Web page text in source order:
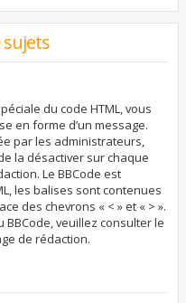
du code HTML, vous
en forme d’un message.
par les administrateurs,
la désactiver sur chaque
Le BBCode est
les balises sont contenues
des chevrons « < » et « > ».
veuillez consulter le
de rédaction.